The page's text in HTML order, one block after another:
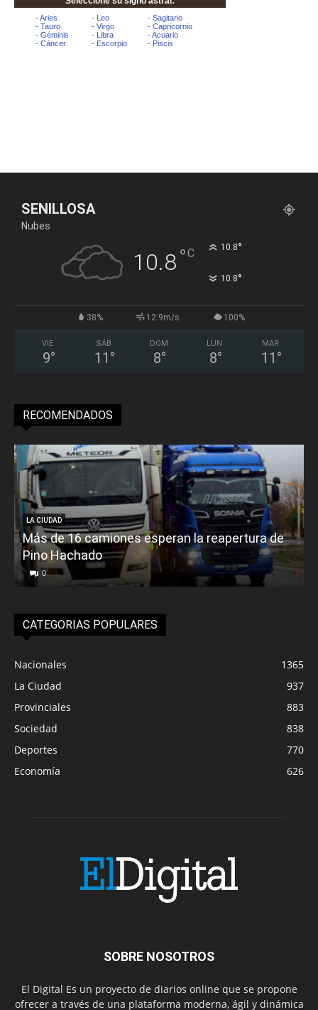
SENILLOSA
Nubes
10.8°C 10.8°
10.8°
38% 12.9m/s 100%
VIE
9°
SÁB
11 °
DOM
8°
LUN
8°
MAR
11 °
RECOMENDADOS
LA CIUDAD
Más de 16 camiones esperan la reapertura de
Pino Hachado
0
CATEGORIAS POPULARES
Nacionales
1365
La Ciudad
937
Provinciales
883
Sociedad
838
Deportes
770
Economía
626
SOBRE NOSOTROS
El Digital Es un proyecto de diarios online que se propone
ofrecer a través de una plataforma moderna, ágil y dinámica